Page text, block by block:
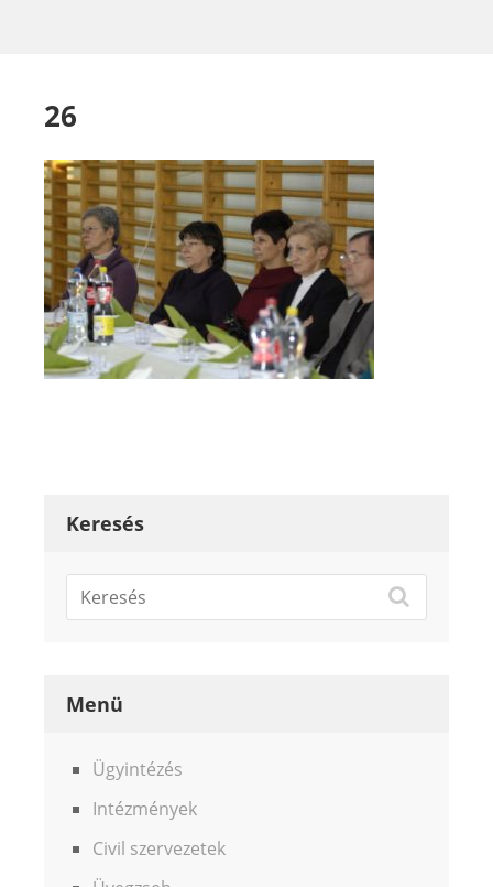
26
Keresés
Menü
Ügyintézés
Intézmények
Civil szervezetek